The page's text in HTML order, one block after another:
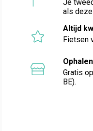
Je
als
Altijd
Fietsen
Gratis
BE).